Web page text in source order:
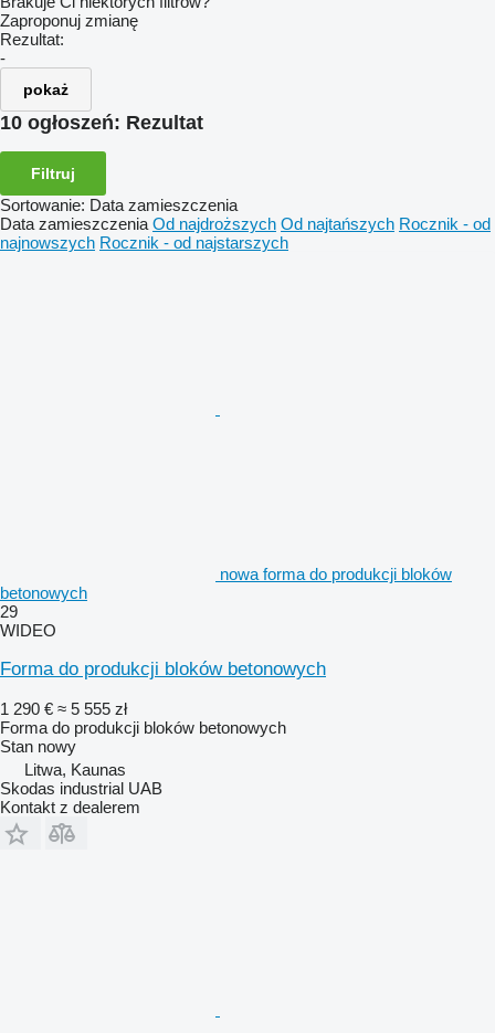
Zaproponuj zmianę
Rezultat:
-
pokaż
10 ogłoszeń: Rezultat
Filtruj
Sortowanie: Data zamieszczenia
Data zamieszczenia Od najdroższych Od najtańszych Rocznik - od
najnowszych Rocznik - od najstarszych
nowa forma do produkcji bloków
betonowych
29
WIDEO
Forma do produkcji bloków betonowych
1 290 € ≈ 5 555 zł
Forma do produkcji bloków betonowych
Stan nowy
Litwa, Kaunas
Skodas industrial UAB
Kontakt z dealerem